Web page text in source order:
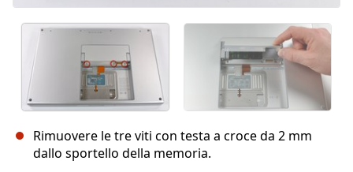
Rimuovere le tre viti con testa a croce da 2 mm
dallo sportello della memoria.